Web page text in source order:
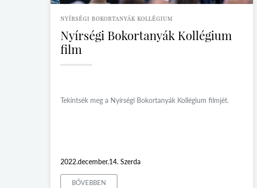
NYÍRSÉGI BOKORTANYÁK KOLLÉGIUM
Nyírségi Bokortanyák Kollégium
film
Tekintsék meg a Nyírségi Bokortanyák Kollégium filmjét.
2022.december.14. Szerda
BŐVEBBEN